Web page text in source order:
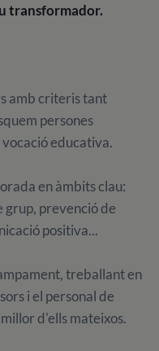
transformador.
amb criteris tant
persones
educativa.
en àmbits clau:
grup, prevenció de
positiva...
treballant en
i el personal de
d'ells mateixos.